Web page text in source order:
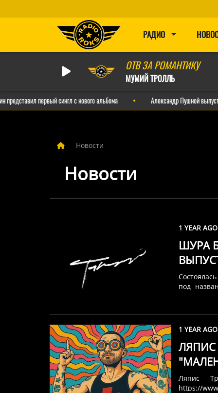
РАДИО
ОТВ ЗА РОМАНТИКУ
МУМИЙ ТРОЛЛЬ
первый сингл с нового альбома Александр Пушной выпустил
Новости
Новости
1 YEAR AGO
ШУРА
под
релиза
повторе и
на
бэндом
1 YEAR AGO
ЛЯПИС
Ляпис
https://